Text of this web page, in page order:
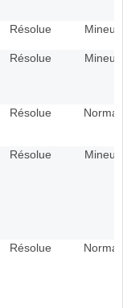
Résolue Mineur
Résolue Mineur
Résolue Normal
Résolue Mineur
Résolue Normal